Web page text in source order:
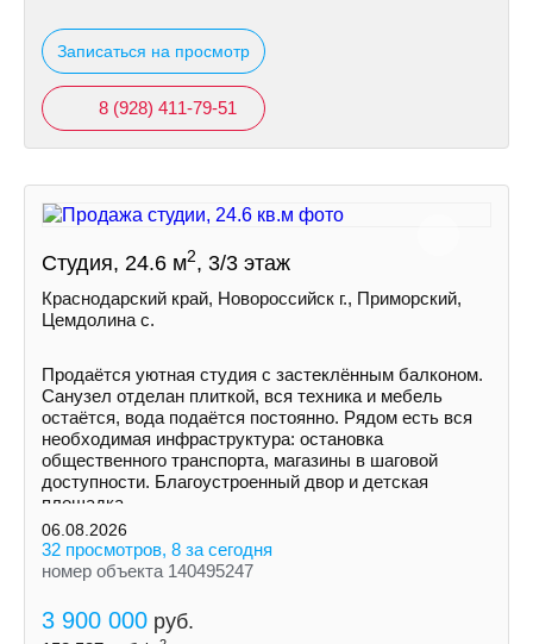
Записаться на просмотр
8 (928) 411-79-51
Студия, 24.6 м2, 3/3 этаж
Краснодарский край, Новороссийск г., Приморский,
Цемдолина с.
Продаётся уютная студия с застеклённым балконом.
Санузел отделан плиткой, вся техника и мебель
остаётся, вода подаётся постоянно. Рядом есть вся
необходимая инфраструктура: остановка
общественного транспорта, магазины в шаговой
доступности. Благоустроенный двор и детская
площадка.
06.08.2026
32 просмотров, 8 за сегодня
номер объекта 140495247
3 900 000 руб.